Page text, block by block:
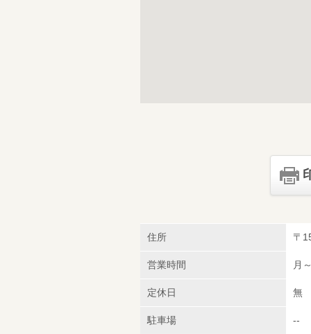
住所 〒
営業時間 月
定休日 無
駐車場 --